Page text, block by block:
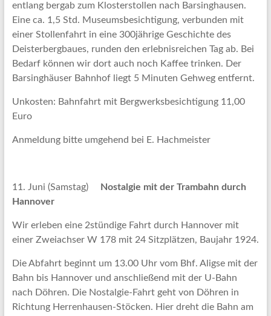
entlang bergab zum Klosterstollen nach Barsinghausen.
Eine ca. 1,5 Std. Museumsbesichtigung, verbunden mit
einer Stollenfahrt in eine 300jährige Geschichte des
Deisterbergbaues, runden den erlebnisreichen Tag ab. Bei
Bedarf können wir dort auch noch Kaffee trinken. Der
Barsinghäuser Bahnhof liegt 5 Minuten Gehweg entfernt.
Unkosten: Bahnfahrt mit Bergwerksbesichtigung 11,00
Euro
Anmeldung bitte umgehend bei E. Hachmeister
11. Juni (Samstag)
Nostalgie mit der Trambahn durch
Hannover
Wir erleben eine 2stündige Fahrt durch Hannover mit
einer Zweiachser W 178 mit 24 Sitzplätzen, Baujahr 1924.
Die Abfahrt beginnt um 13.00 Uhr vom Bhf. Aligse mit der
Bahn bis Hannover und anschließend mit der U-Bahn
nach Döhren. Die Nostalgie-Fahrt geht von Döhren in
Richtung Herrenhausen-Stöcken. Hier dreht die Bahn am